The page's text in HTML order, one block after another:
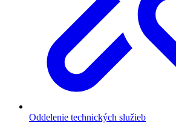
Oddelenie technických služieb